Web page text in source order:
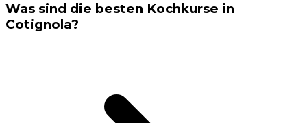
Was sind die besten Kochkurse in
Cotignola?